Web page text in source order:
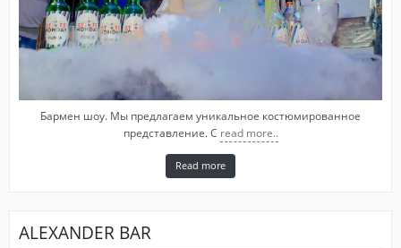
Бармен шоу. Мы предлагаем уникальное костюмированное
представление. С read more..
Read more
ALEXANDER BAR